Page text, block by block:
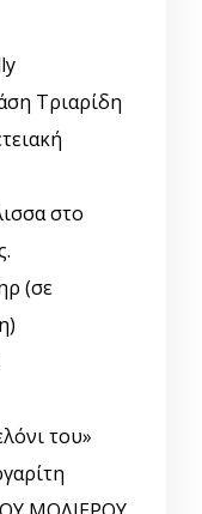
Τριαρίδη
στο
(σε
του»